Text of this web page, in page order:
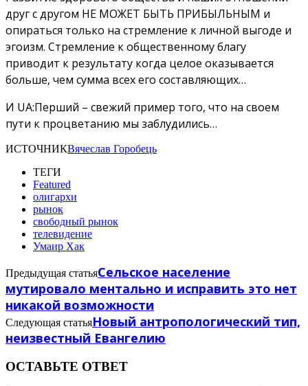
друг с другом НЕ МОЖЕТ БЫТЬ ПРИБЫЛЬНЫМ и
опираться только на стремление к личной выгоде и
эгоизм. Стремление к общественному благу
приводит к результату когда целое оказывается
больше, чем сумма всех его составляющих…
И UA:Перший – свежий пример того, что на своем
пути к процветанию мы заблудились…
ИСТОЧНИКВячеслав Горобець
ТЕГИ
Featured
олигархи
рынок
свободный рынок
телевидение
Умаир Хак
Предыдущая статьяСельское население
мутировало ментально и исправить это нет
никакой возможности
Следующая статьяНовый антропологический тип,
неизвестный Евангелию
ОСТАВЬТЕ ОТВЕТ